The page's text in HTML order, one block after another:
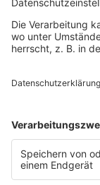
Playlist
Streams
Rocknews
Band-Alphabet
Rockfakten
Rockquiz
Videos
PROGRAMM